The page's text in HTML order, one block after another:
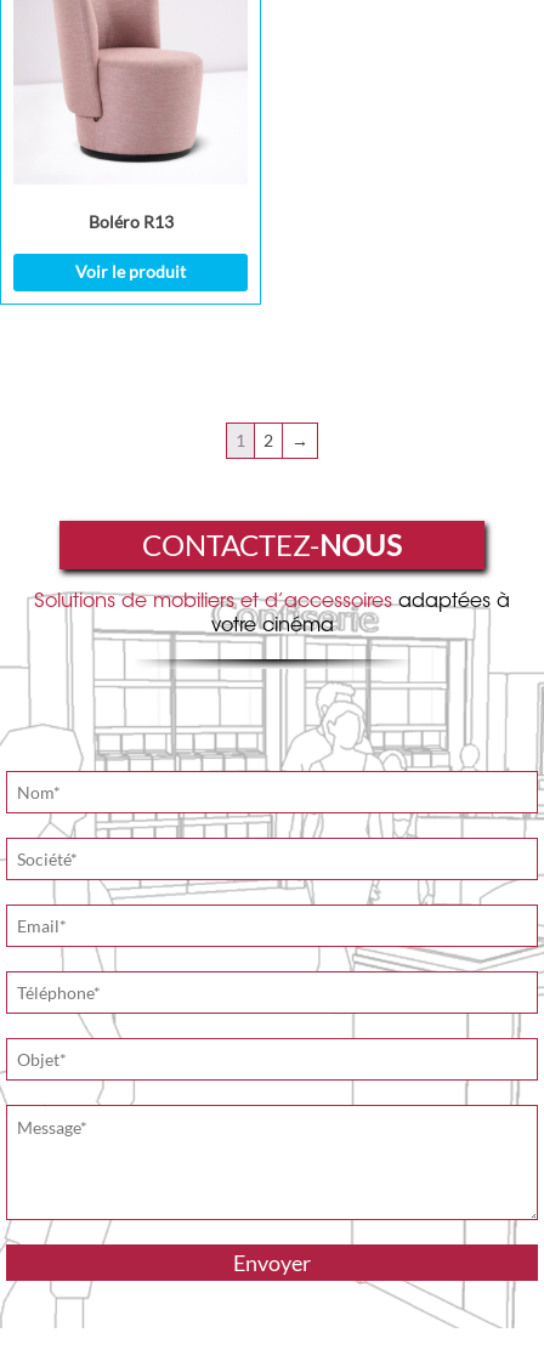
Boléro R13
Voir le produit
1 2 →
CONTACTEZ-NOUS
Solutions de mobiliers et d’accessoiresadaptées à
votre cinéma